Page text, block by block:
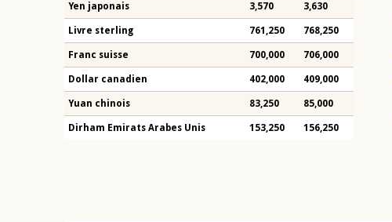
Yen japonais 3,570 3,630
Livre sterling 761,250 768,250
Franc suisse 700,000 706,000
Dollar canadien 402,000 409,000
Yuan chinois 83,250 85,000
Dirham Emirats Arabes Unis 153,250 156,250